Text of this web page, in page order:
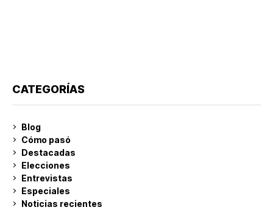
CATEGORÍAS
Blog
Cómo pasó
Destacadas
Elecciones
Entrevistas
Especiales
Noticias recientes